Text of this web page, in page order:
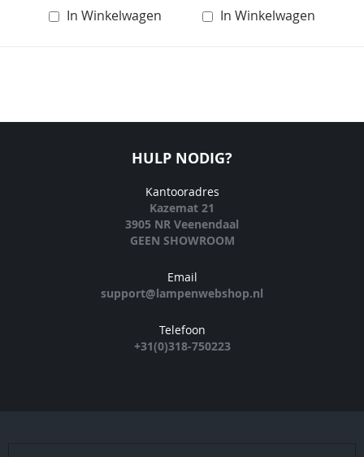
In Winkelwagen In Winkelwagen
HULP NODIG?
Kantooradres
Kazemat 21
3905 NR Veenendaal
GEEN SHOWROOM
Email
support@lampenwebshop.nl
Telefoon
+31(0)318-750223